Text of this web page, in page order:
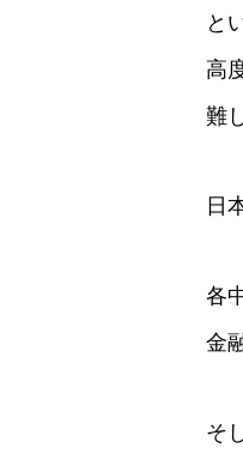
と
高
難
日
各
金
そ